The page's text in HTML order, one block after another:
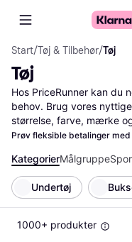
Start/Tøj & Tilbehør/Tøj
Tøj
Hos PriceRunner kan du
behov. Brug vores
størrelse, farve, mærke
finde præcis det, du
den bedste pris. Læs
andres erfaringer med
træffe den rigtige
det enkelt at navigere
hurtigt kan finde dine
bruge PriceRunner til at
Prøv fleksible betalinger med
KategorierMålgruppe
Undertøj
1000+ produkter